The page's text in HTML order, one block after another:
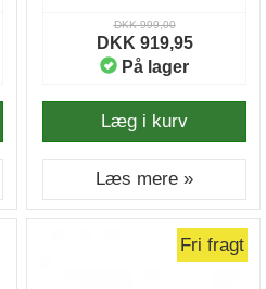
DKK 999,00
DKK 919,95
På lager
Læg i kurv
Læs mere »
Fri fragt